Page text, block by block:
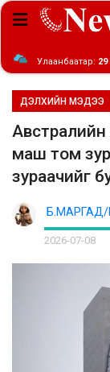
Улаанбаатар:
ДЭЛХИЙН МЭДЭЭ
Австралийн
маш том
зураачийг
Б.МАРГАД/
2026-07-08